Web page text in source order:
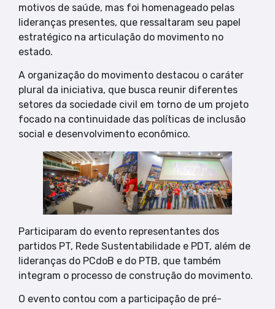
motivos de saúde, mas foi homenageado pelas
lideranças presentes, que ressaltaram seu papel
estratégico na articulação do movimento no
estado.
A organização do movimento destacou o caráter
plural da iniciativa, que busca reunir diferentes
setores da sociedade civil em torno de um projeto
focado na continuidade das políticas de inclusão
social e desenvolvimento econômico.
Participaram do evento representantes dos
partidos PT, Rede Sustentabilidade e PDT, além de
lideranças do PCdoB e do PTB, que também
integram o processo de construção do movimento.
O evento contou com a participação de pré-